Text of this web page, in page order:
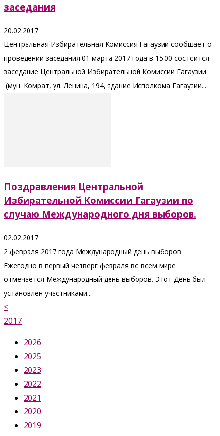
заседания
20.02.2017
Центральная Избирательная Комиссия Гагаузии сообщает о
проведении заседания 01 марта 2017 года в 15.00 состоится
заседание Центральной Избирательной Комиссии Гагаузии
(мун. Комрат, ул. Ленина, 194, здание Исполкома Гагаузии...
Поздравления Центральной
Избирательной Комиссии Гагаузии по
случаю Международного дня выборов.
02.02.2017
2 февраля 2017 года Международный день выборов.
Ежегодно в первый четверг февраля во всем мире
отмечается Международный день выборов. Этот День был
установлен участниками...
<
2017
2026
2025
2023
2022
2021
2020
2019